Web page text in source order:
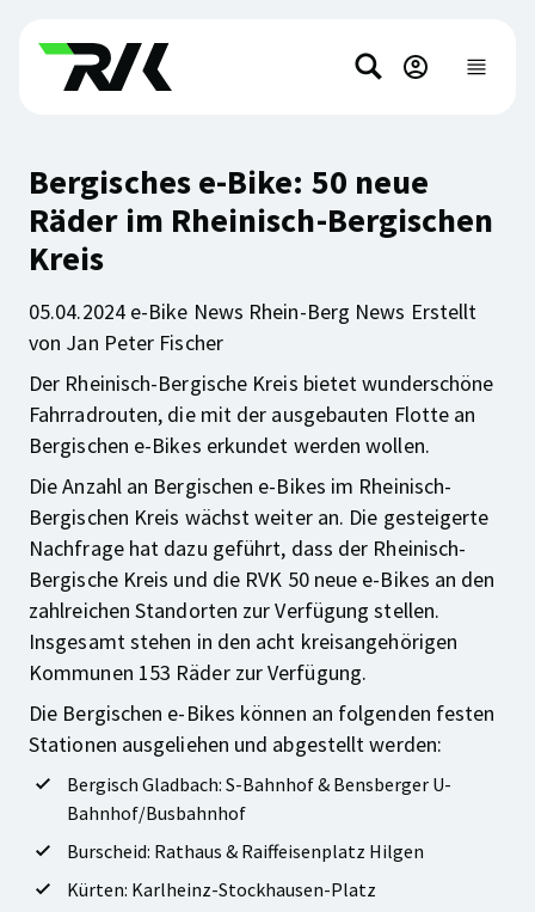
Hauptinhalt
Footer-
Suchen
Bergisches e-Bike: 50 neue
Räder im Rheinisch-Bergischen
Kreis
05.04.2024 e-Bike News Rhein-Berg News Erstellt
von Jan Peter Fischer
Der Rheinisch-Bergische Kreis bietet wunderschöne
Fahrradrouten, die mit der ausgebauten Flotte an
Bergischen e-Bikes erkundet werden wollen.
Die Anzahl an Bergischen e-Bikes im Rheinisch-
Bergischen Kreis wächst weiter an. Die gesteigerte
Nachfrage hat dazu geführt, dass der Rheinisch-
Bergische Kreis und die RVK 50 neue e-Bikes an den
zahlreichen Standorten zur Verfügung stellen.
Insgesamt stehen in den acht kreisangehörigen
Kommunen 153 Räder zur Verfügung.
Die Bergischen e-Bikes können an folgenden festen
Stationen ausgeliehen und abgestellt werden:
Bergisch Gladbach: S-Bahnhof & Bensberger U-
Bahnhof/Busbahnhof
Burscheid: Rathaus & Raiffeisenplatz Hilgen
Kürten: Karlheinz-Stockhausen-Platz